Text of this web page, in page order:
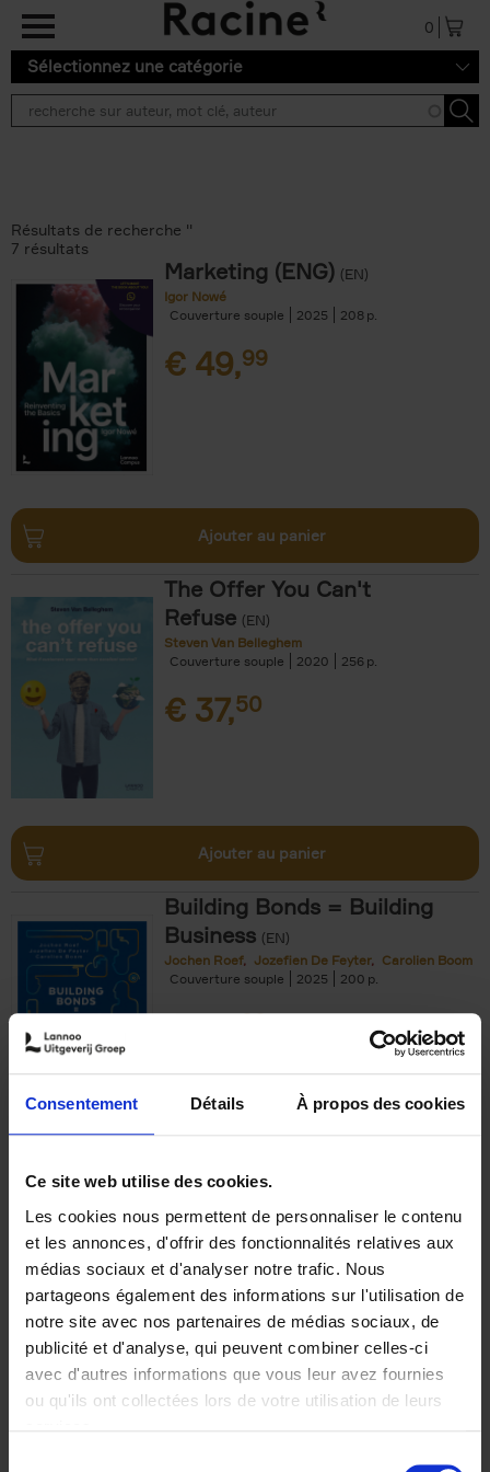
Consentement Détails À propos des cookies
Ce site web utilise des cookies.
Les cookies nous permettent de personnaliser le contenu
et les annonces, d'offrir des fonctionnalités relatives aux
médias sociaux et d'analyser notre trafic. Nous
partageons également des informations sur l'utilisation de
notre site avec nos partenaires de médias sociaux, de
publicité et d'analyse, qui peuvent combiner celles-ci
avec d'autres informations que vous leur avez fournies
ou qu'ils ont collectées lors de votre utilisation de leurs
Aller au contenu principal
0
Sélectionnez une catégorie
Résultats de recherche ''
7 résultats
Marketing (ENG) (EN)
Igor Nowé
Couverture souple
2025 208
€ 49,99
Ajouter au panier
The Offer You Can't
Refuse (EN)
Steven Van Belleghem
Couverture souple
2020 256
€ 37,50
Ajouter au panier
Building Bonds = Building
Business (EN)
Jochen Roef Jozefien De Feyter
Carolien Boom
Couverture souple
2025 200
€29,99
Optichannel Retail. Beyond
the Digital Hysteria
Gino Van Ossel
Autre finition
2019 350
€29,99